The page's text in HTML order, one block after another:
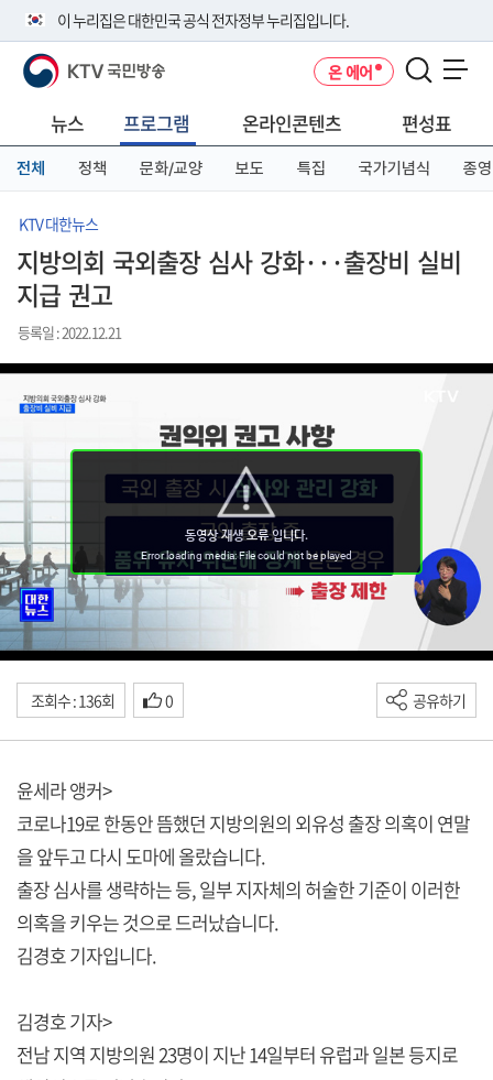
이 누리집은 대한민국 공식 전자정부 누리집입니다.
공식 누리집 주소 확인하기
니다.
이밖에 or.kr 또는 .kr등 다른 도메인 주소를 사용하고 있다면 아래 URL에
서 도메인 주소를 확인해 보세요
KTV 국민방송 온 에어
뉴스 프로그램 온라인콘텐츠 편성표
전체 정책 문화/교양 보도 특집 국가기념식 종영
KTV 대한뉴스
지방의회 국외출장 심사 강화···출장비 실비
지급 권고
등록일 : 2022.12.21
조회수 : 136회 0 공유하기
윤세라 앵커>
코로나19로 한동안 뜸했던 지방의원의 외유성 출장 의혹이 연말
을 앞두고 다시 도마에 올랐습니다.
출장 심사를 생략하는 등, 일부 지자체의 허술한 기준이 이러한
의혹을 키우는 것으로 드러났습니다.
김경호 기자입니다.
김경호 기자>
전남 지역 지방의원 23명이 지난 14일부터 유럽과 일본 등지로